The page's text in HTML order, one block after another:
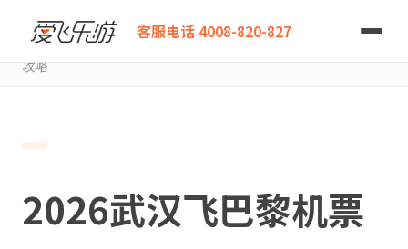
客服电话 4008-820-827
爱飞乐游
2026武汉飞巴黎机票白皮书：从天河机场到浪漫之都的终极购票
攻略
2026武汉飞巴黎机票